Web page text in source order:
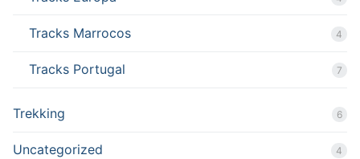
Tracks Marrocos 4
Tracks Portugal 7
Trekking 6
Uncategorized 4